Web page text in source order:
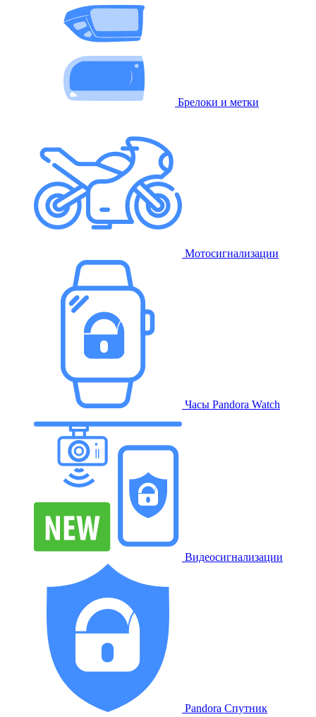
Брелоки и метки
Мотосигнализации
Часы Pandora Watch
Видеосигнализации
Pandora Спутник